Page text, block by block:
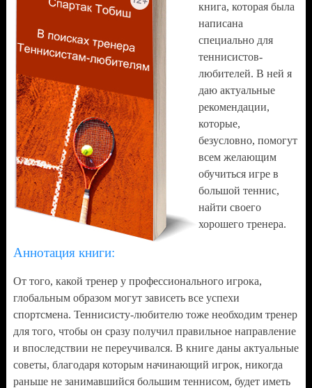
книга, которая была
написана
специально для
теннисистов-
любителей. В ней я
даю актуальные
рекомендации,
которые,
безусловно, помогут
всем желающим
обучиться игре в
большой теннис,
найти своего
хорошего тренера.
Аннотация книги:
От того, какой тренер у профессионального игрока,
глобальным образом могут зависеть все успехи
спортсмена. Теннисисту-любителю тоже необходим тренер
для того, чтобы он сразу получил правильное направление
и впоследствии не переучивался. В книге даны актуальные
советы, благодаря которым начинающий игрок, никогда
раньше не занимавшийся большим теннисом, будет иметь